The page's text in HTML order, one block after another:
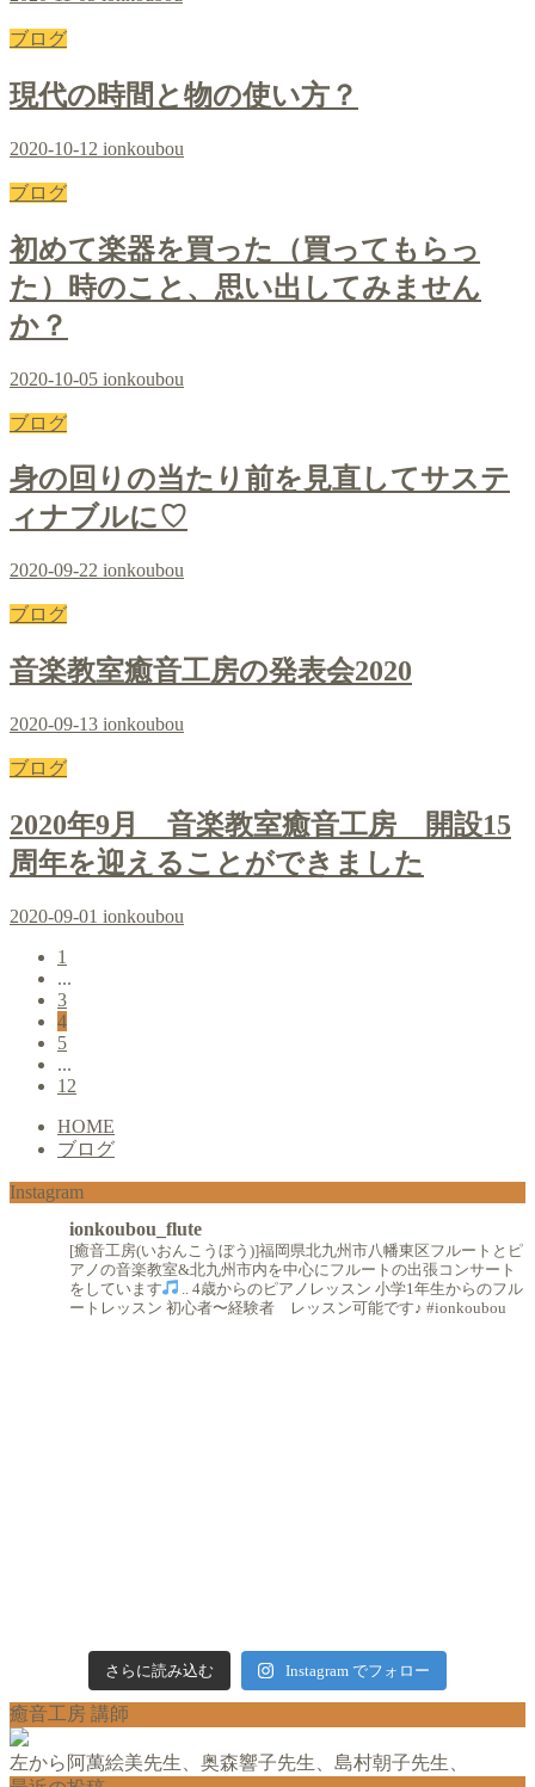
ブログ
現代の時間と物の使い方？
2020-10-12 ionkoubou
ブログ
初めて楽器を買った（買ってもらっ
た）時のこと、思い出してみません
か？
2020-10-05 ionkoubou
ブログ
身の回りの当たり前を見直してサステ
ィナブルに♡
2020-09-22 ionkoubou
ブログ
音楽教室癒音工房の発表会2020
2020-09-13 ionkoubou
ブログ
2020年9月 音楽教室癒音工房 開設15
周年を迎えることができました
2020-09-01 ionkoubou
1
...
3
4
5
...
12
HOME
ブログ
Instagram
ionkoubou_flute
[癒音工房(いおんこうぼう)]福岡県北九州市八幡東区フルートとピ
アノの音楽教室&北九州市内を中心にフルートの出張コンサート
をしています
4歳からのピアノレッスン 小学1年生からのフル
ートレッスン 初心者〜経験者 レッスン可能です♪ #ionkoubou
さらに読み込む Instagram でフォロー
癒音工房 講師
左から阿萬絵美先生、奥森響子先生、島村朝子先生、